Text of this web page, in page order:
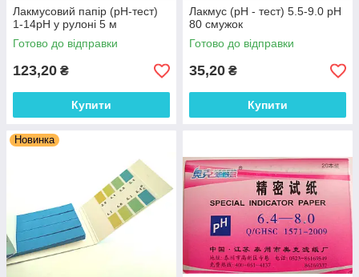
Лакмусовий папір (pH-тест)
1-14рН у рулоні 5 м
Готово до відправки
123,20 ₴
Купити
Лакмус (рН - тест) 5.5-9.0 рН
80 смужок
Готово до відправки
35,20 ₴
Купити
Новинка